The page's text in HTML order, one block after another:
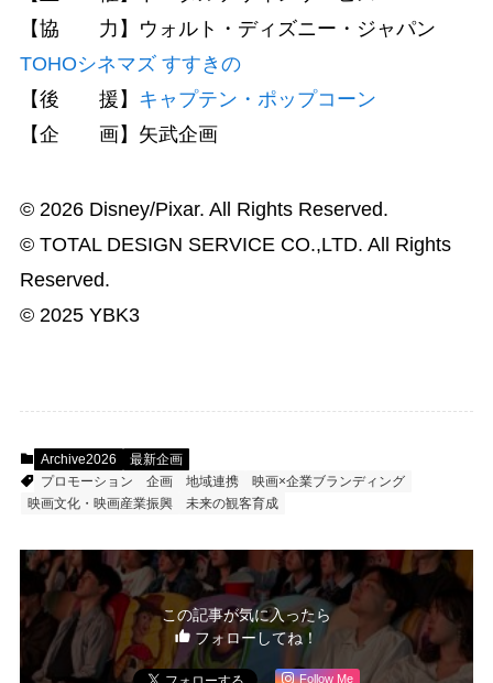
【協 力】ウォルト・ディズニー・ジャパン
TOHOシネマズ すすきの
【後 援】 キャプテン・ポップコーン
【企 画】矢武企画
© 2026 Disney/Pixar. All Rights Reserved.
© TOTAL DESIGN SERVICE CO.,LTD. All Rights
Reserved.
© 2025 YBK3
Archive2026
最新企画
プロモーション
企画 地域連携
映画×企業ブランディング
映画文化・映画産業振興
未来の観客育成
この記事が気に入ったら
フォローしてね！
Follow Me